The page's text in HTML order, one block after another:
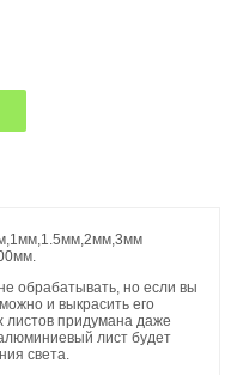
обрабатывать, но если вы
и выкрасить его
листов придумана даже
лист будет
света.